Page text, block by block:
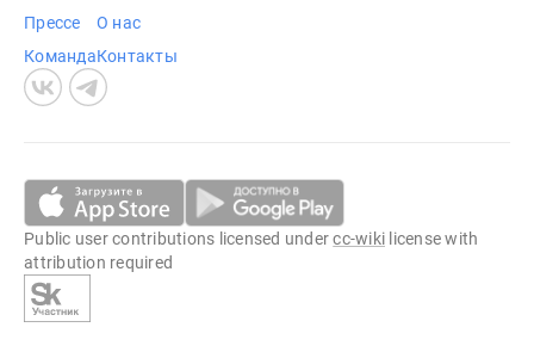
Прессе
Команда
О нас
Контакты
Public user contributions licensed undercc-wiki license with
attribution required